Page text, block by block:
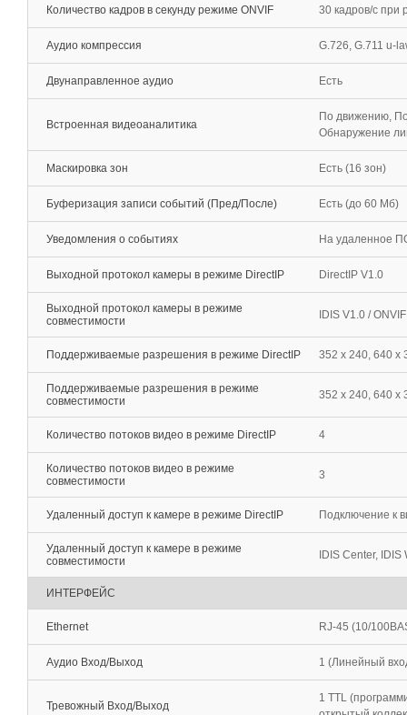
Количество кадров в секунду режиме ONVIF 30 кадров/c при
Аудио компрессия G.726, G.711 u-
Двунаправленное аудио Есть
Встроенная видеоаналитика
По движению,
Обнаружение
Маскировка зон Есть (16 зон)
Буферизация записи событий (Пред/После) Есть (до 60 Мб)
Уведомления о событиях На удаленное
Выходной протокол камеры в режиме DirectIP DirectIP V1.0
Выходной протокол камеры в режиме
совместимости
IDIS V1.0 /
Поддерживаемые разрешения в режиме DirectIP 352 x 240, 640 x
Поддерживаемые разрешения в режиме
совместимости
352 x 240, 640 х
Количество потоков видео в режиме DirectIP 4
Количество потоков видео в режиме
совместимости
3
Удаленный доступ к камере в режиме DirectIP Подключение к
Удаленный доступ к камере в режиме
совместимости
IDIS Center,
ИНТЕРФЕЙС
Ethernet RJ-45 (10/
Аудио Вход/Выход 1 (Линейный
Тревожный Вход/Выход
1 TTL